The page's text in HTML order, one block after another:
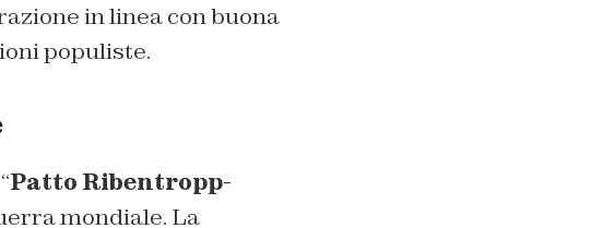
in linea con buona
populiste.
Patto Ribentropp-
mondiale. La